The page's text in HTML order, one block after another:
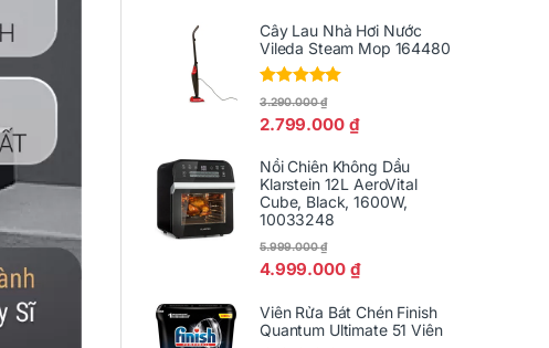
Cây Lau Nhà Hơi Nước
Vileda Steam Mop 164480
Được xếp
5
sao
2.799.000 ₫
3.290.000₫
Nồi Chiên Không Dầu
Klarstein 12L AeroVital
Cube, Black, 1600W,
10033248
4.999.000 ₫
5.999.000₫
Viên Rửa Bát Chén Finish
Quantum Ultimate 51 Viên